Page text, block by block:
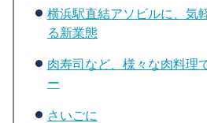
横浜駅直結アソビルに、気
る新業態
肉寿司など、様々な肉料理
ー
さいごに